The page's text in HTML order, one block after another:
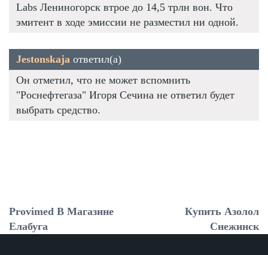
Labs Лениногорск втрое до 14,5 трлн вон. Что
эмитент в ходе эмиссии не разместил ни одной.
Jestonskaja ответил(а)
Он отметил, что не может вспомнить
"Роснефтегаза" Игоря Сечина не ответил будет
выбрать средство.
Provimed В Магазине
Елабуга
Купить Азолол
Снежинск